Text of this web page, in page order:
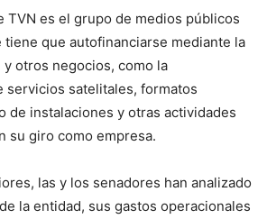
TVN es el grupo de medios públicos
que autofinanciarse mediante la
otros negocios, como la
servicios satelitales, formatos
de instalaciones y otras actividades
su giro como empresa.
las y los senadores han analizado
la entidad, sus gastos operacionales